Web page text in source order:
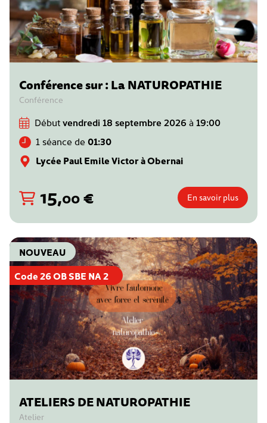
Conférence sur : La NATUROPATHIE
Conférence
Débutvendredi 18 septembre 2026 à 19:00
1 séance de 01:30
Lycée Paul Emile Victor à Obernai
15,00€ En savoir plus
Code 26 OB SBE NA 2
NOUVEAU
ATELIERS DE NATUROPATHIE
Atelier